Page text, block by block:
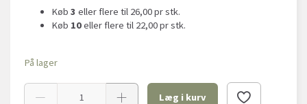
Køb 3 eller flere til 26,00pr stk.
Køb 10eller flere til 22,00pr stk.
På lager
Læg i kurv